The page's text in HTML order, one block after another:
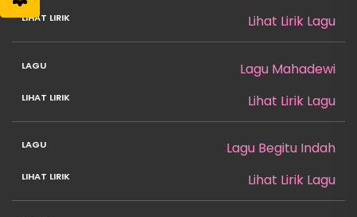
Lihat Lirik Lagu
Lagu Mahadewi
Lihat Lirik Lagu
Lagu Begitu Indah
Lihat Lirik Lagu